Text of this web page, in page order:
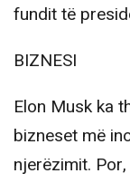
fundit të
BIZNESI
Elon Musk ka
bizneset më
njerëzimit.